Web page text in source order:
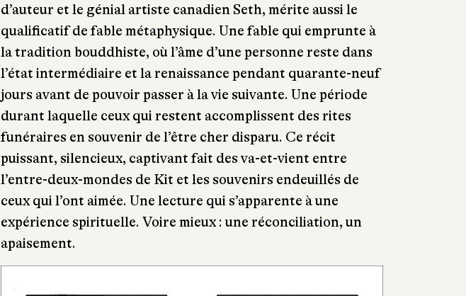
d’auteur et le génial artiste canadien Seth, mérite aussi le
qualificatif de fable métaphysique. Une fable qui emprunte à
la tradition bouddhiste, où l’âme d’une personne reste dans
l’état intermédiaire et la renaissance pendant quarante-neuf
jours avant de pouvoir passer à la vie suivante. Une période
durant laquelle ceux qui restent accomplissent des rites
funéraires en souvenir de l’être cher disparu. Ce récit
puissant, silencieux, captivant fait des va-et-vient entre
l’entre-deux-mondes de Kit et les souvenirs endeuillés de
ceux qui l’ont aimée. Une lecture qui s’apparente à une
expérience spirituelle. Voire mieux : une réconciliation, un
apaisement.